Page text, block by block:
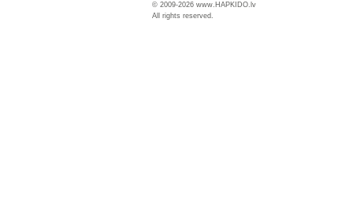
© 2009-2026 www. HAPKIDO.lv
All rights reserved.